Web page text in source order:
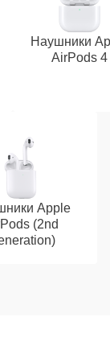
Наушники
AirPods 4
Apple
(2nd